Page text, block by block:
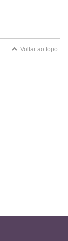
Voltar ao topo